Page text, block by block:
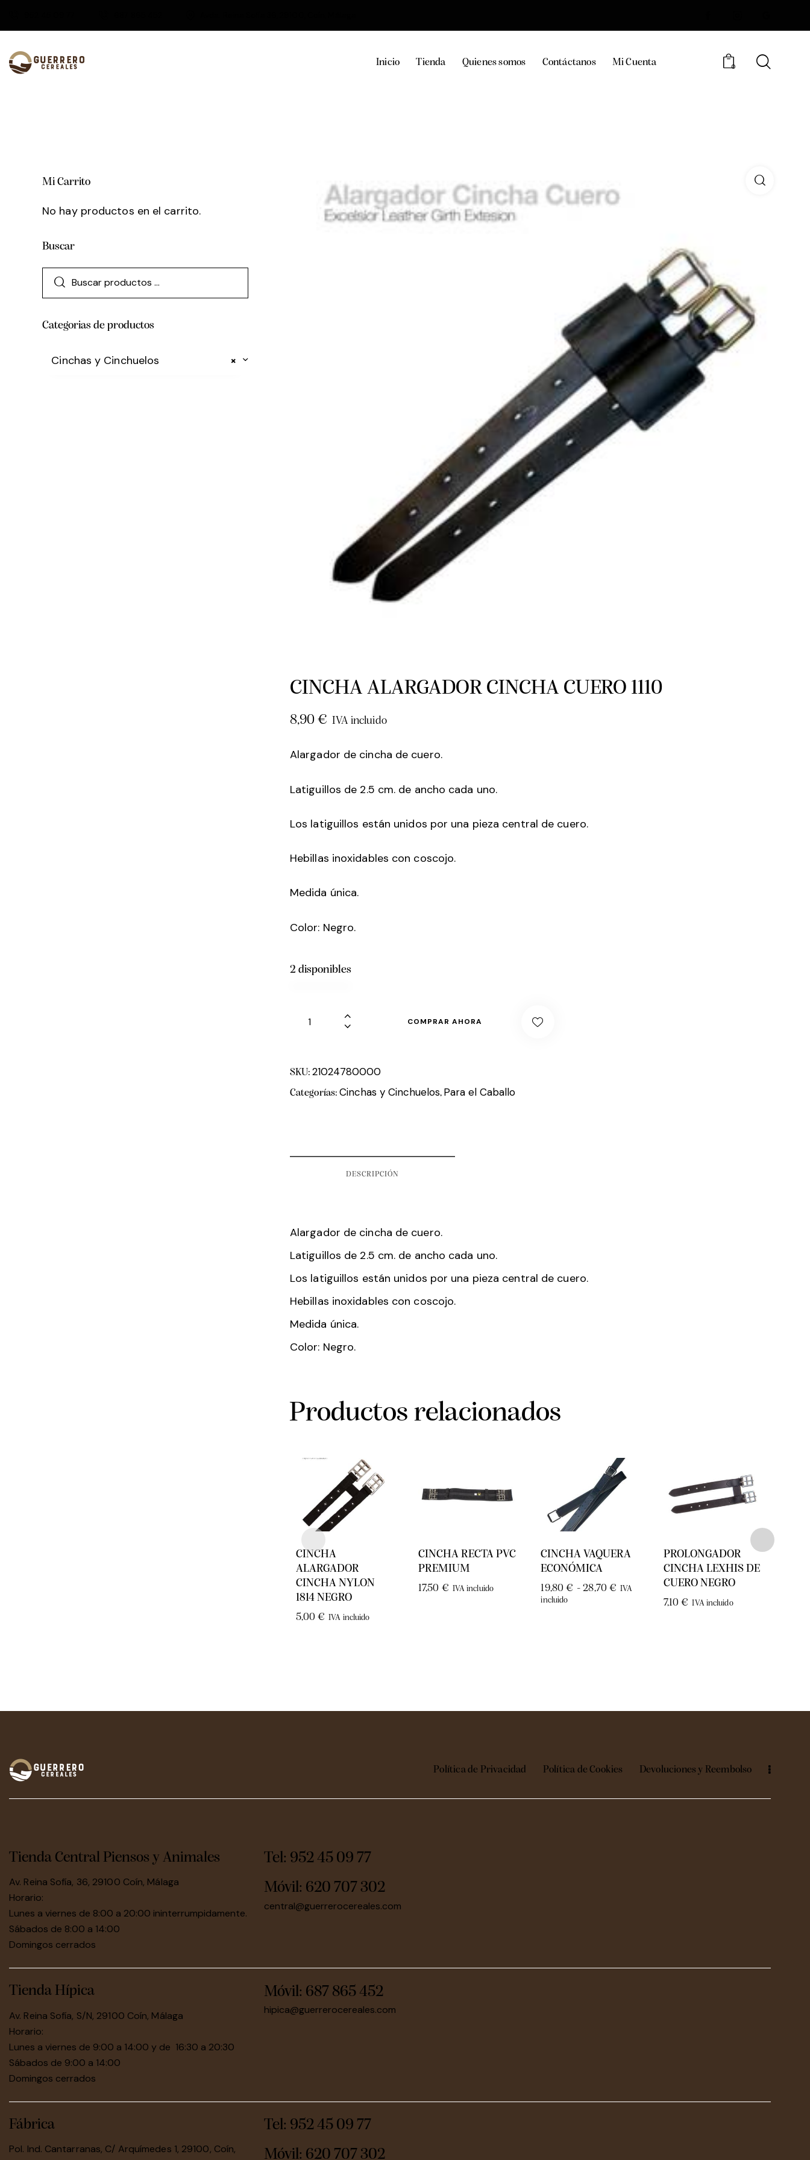
Inicio Tienda Quienes somos Contáctanos Mi Cuenta 0
CINCHA ALARGADOR CINCHA CUERO 1110
8,90€ IVA incluido
Alargador de cincha de cuero.
Latiguillos de 2.5 cm. de ancho cada uno.
Los latiguillos están unidos por una pieza central de cuero.
Hebillas inoxidables con coscojo.
Medida única.
Color: Negro.
2 disponibles
COMPRAR AHORA
SKU:21024780000
Categorías:Cinchas y Cinchuelos, Para el Caballo
DESCRIPCIÓN
Alargador de cincha de cuero.
Latiguillos de 2.5 cm. de ancho cada uno.
Los latiguillos están unidos por una pieza central de cuero.
Hebillas inoxidables con coscojo.
Medida única.
Color: Negro.
Productos relacionados
CINCHA
ALARGADOR
CINCHA NYLON
1814 NEGRO
5,00€ IVA incluido
CINCHA RECTA PVC
PREMIUM
17,50 € IVA incluido
CINCHA VAQUERA
ECONÓMICA
19,80€ - 28,70 € IVA
incluido
PROLONGADOR
CINCHA LEXHIS DE
CUERO NEGRO
7,10€ IVA incluido
Mi Carrito
No hay productos en el carrito.
Buscar
Categorias de productos
×
Cinchas y Cinchuelos
Política de Privacidad Política de Cookies Devoluciones y Reembolso
Tienda Central Piensos y Animales
Av. Reina Sofía, 36, 29100 Coín, Málaga
Horario:
Lunes a viernes de 8:00 a 20:00 ininterrumpidamente.
Sábados de 8:00 a 14:00
Domingos cerrados
Tel: 952 45 09 77
Móvil: 620 707 302
central@guerrerocereales.com
Tienda Hípica
Av. Reina Sofía, S/N, 29100 Coín, Málaga
Horario:
Lunes a viernes de 9:00 a 14:00 y de 16:30 a 20:30
Sábados de 9:00 a 14:00
Domingos cerrados
Móvil: 687 865 452
hipica@guerrerocereales.com
Fábrica
Pol. Ind. Cantarranas, C/ Arquímedes 1, 29100, Coín,
Tel: 952 45 09 77
Móvil: 620 707 302